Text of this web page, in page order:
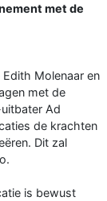
met de
Edith Molenaar en
met de
Ad
de krachten
Dit zal
is bewust